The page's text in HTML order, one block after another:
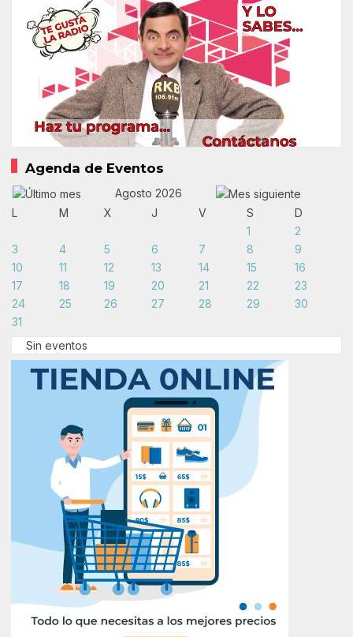
Agenda de Eventos
Agosto 2026
L
M X J V S
D
1
2
3
4 5 6 7 8
9
10
11 12 13 14 15
16
17
18 19 20 21 22
23
24
25 26 27 28 29
30
31
Sin eventos